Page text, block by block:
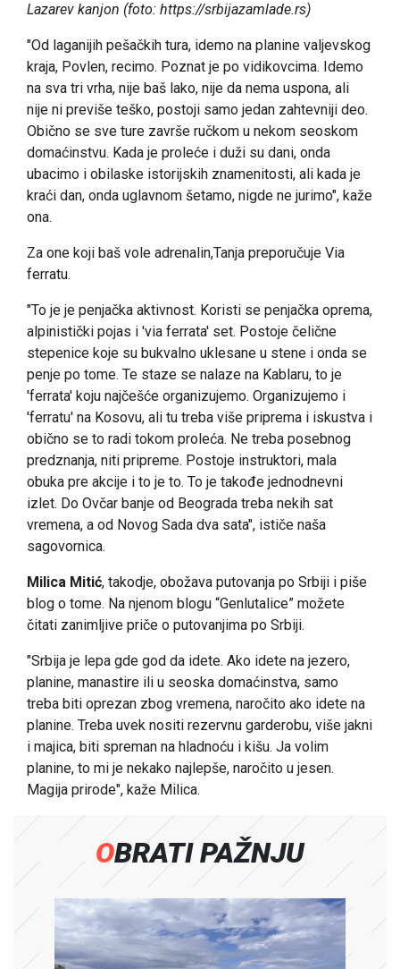
Lazarev kanjon (foto: https://srbijazamlade.rs)
"Od laganijih pešačkih tura, idemo na planine valjevskog
kraja, Povlen, recimo. Poznat je po vidikovcima. Idemo
na sva tri vrha, nije baš lako, nije da nema uspona, ali
nije ni previše teško, postoji samo jedan zahtevniji deo.
Obično se sve ture završe ručkom u nekom seoskom
domaćinstvu. Kada je proleće i duži su dani, onda
ubacimo i obilaske istorijskih znamenitosti, ali kada je
kraći dan, onda uglavnom šetamo, nigde ne jurimo", kaže
ona.
Za one koji baš vole adrenalin,Tanja preporučuje Via
ferratu.
"To je je penjačka aktivnost. Koristi se penjačka oprema,
alpinistički pojas i 'via ferrata' set. Postoje čelične
stepenice koje su bukvalno uklesane u stene i onda se
penje po tome. Te staze se nalaze na Kablaru, to je
'ferrata' koju najčešće organizujemo. Organizujemo i
'ferratu' na Kosovu, ali tu treba više priprema i iskustva i
obično se to radi tokom proleća. Ne treba posebnog
predznanja, niti pripreme. Postoje instruktori, mala
obuka pre akcije i to je to. To je takođe jednodnevni
izlet. Do Ovčar banje od Beograda treba nekih sat
vremena, a od Novog Sada dva sata", ističe naša
sagovornica.
Milica Mitić, takodje, obožava putovanja po Srbiji i piše
blog o tome. Na njenom blogu “Genlutalice” možete
čitati zanimljive priče o putovanjima po Srbiji.
"Srbija je lepa gde god da idete. Ako idete na jezero,
planine, manastire ili u seoska domaćinstva, samo
treba biti oprezan zbog vremena, naročito ako idete na
planine. Treba uvek nositi rezervnu garderobu, više jakni
i majica, biti spreman na hladnoću i kišu. Ja volim
planine, to mi je nekako najlepše, naročito u jesen.
Magija prirode", kaže Milica.
OBRATI PAŽNJU